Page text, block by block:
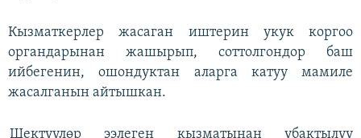
Кызматкерлер жасаган иштерин укук коргоо
органдарынан жашырып, соттолгондор баш
ийбегенин, ошондуктан аларга катуу мамиле
жасалганын айтышкан.
Шектүүлөр ээлеген кызматынан убактылуу